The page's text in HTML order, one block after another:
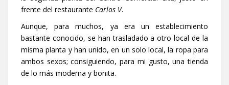
frente del restaurante Carlos V.
Aunque, para muchos, ya era un establecimiento
bastante conocido, se han trasladado a otro local de la
misma planta y han unido, en un solo local, la ropa para
ambos sexos; consiguiendo, para mi gusto, una tienda
de lo más moderna y bonita.